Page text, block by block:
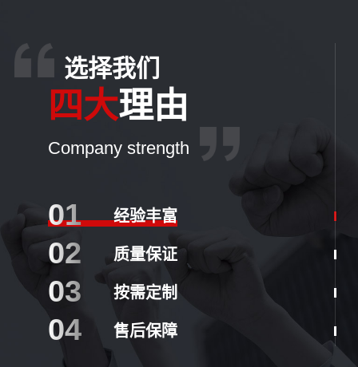
选择我们
四大理由
Company strength
01 经验丰富
02 质量保证
03 按需定制
04 售后保障